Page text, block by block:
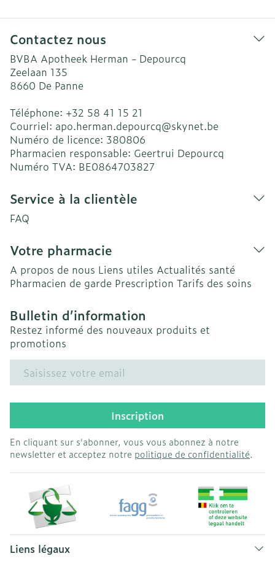
Contactez nous
BVBA Apotheek Herman - Depourcq
Zeelaan 135
8660 De Panne
Téléphone: +32 58 41 15 21
Courriel: apo.herman.depourcq@skynet.be
Numéro de licence: 380806
Pharmacien responsable: Geertrui Depourcq
Numéro TVA: BE0864703827
Service à la clientèle
FAQ
Votre pharmacie
A propos de nous Liens utiles Actualités santé
Pharmacien de garde Prescription Tarifs des soins
Bulletin d’information
Restez informé des nouveaux produits et
promotions
Adresse mail
Inscription
En cliquant sur s'abonner, vous vous abonnez à notre
newsletter et acceptez notre politique de confidentialité.
Liens légaux